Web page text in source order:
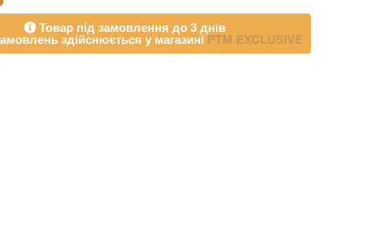
Товар під замовлення до 3 днів
здійснюється у магазиніPTM EXCLUSIVE